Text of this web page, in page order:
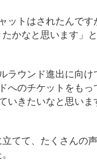
トはされたんです
かなと思います」
ウンド進出に向け
へのチケットをも
いきたいなと思い
てて、たくさんの